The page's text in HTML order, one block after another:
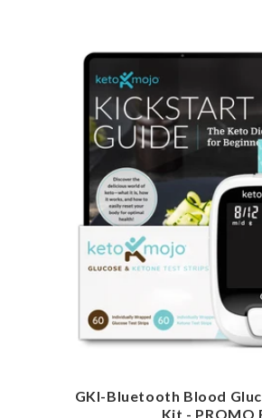
GKI-Bluetooth Blood
Kit - PROMO